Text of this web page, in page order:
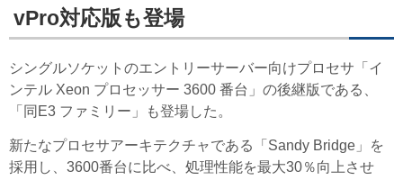
vPro対応版も登場
シングルソケットのエントリーサーバー向けプロセサ「イ
ンテル Xeon プロセッサー 3600 番台」の後継版である、
「同E3 ファミリー」も登場した。
新たなプロセサアーキテクチャである「Sandy Bridge」を
採用し、3600番台に比べ、処理性能を最大30％向上させ